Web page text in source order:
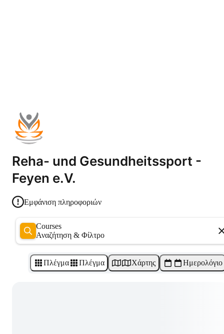
Reha- und Gesundheitssport -
Feyen e.V.
Εμφάνιση πληροφοριών
Courses
Αναζήτηση & Φίλτρο
Πλέγμα Πλέγμα Χάρτης Ημερολόγιο